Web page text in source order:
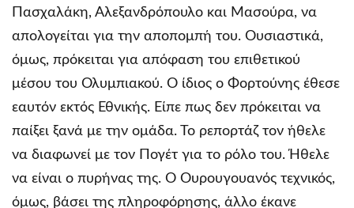
Πασχαλάκη, Αλεξανδρόπουλο και Μασούρα, να
απολογείται για την αποπομπή του. Ουσιαστικά,
όμως, πρόκειται για απόφαση του επιθετικού
μέσου του Ολυμπιακού. Ο ίδιος ο Φορτούνης έθεσε
εαυτόν εκτός Εθνικής. Είπε πως δεν πρόκειται να
παίξει ξανά με την ομάδα. Το ρεπορτάζ τον ήθελε
να διαφωνεί με τον Πογέτ για το ρόλο του. Ήθελε
να είναι ο πυρήνας της. Ο Ουρουγουανός τεχνικός,
όμως, βάσει της πληροφόρησης, άλλο έκανε